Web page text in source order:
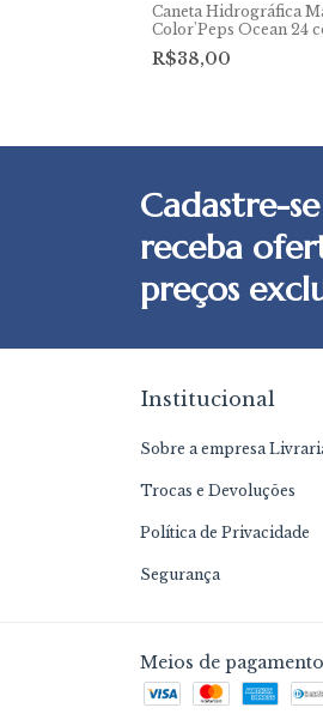
Caneta Hidrográfica
Color'Peps Ocean 24
R$38,00
Cadastre-
receba
preços
Institucional
Sobre a empresa
Trocas e Devoluções
Política de Privacidade
Segurança
Meios de pagamento